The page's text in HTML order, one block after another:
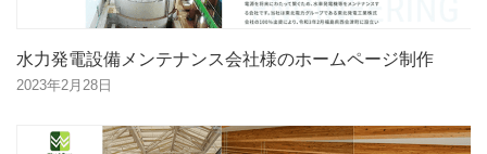
水力発電設備メンテナンス会社様のホームページ制作
2023年2月28日